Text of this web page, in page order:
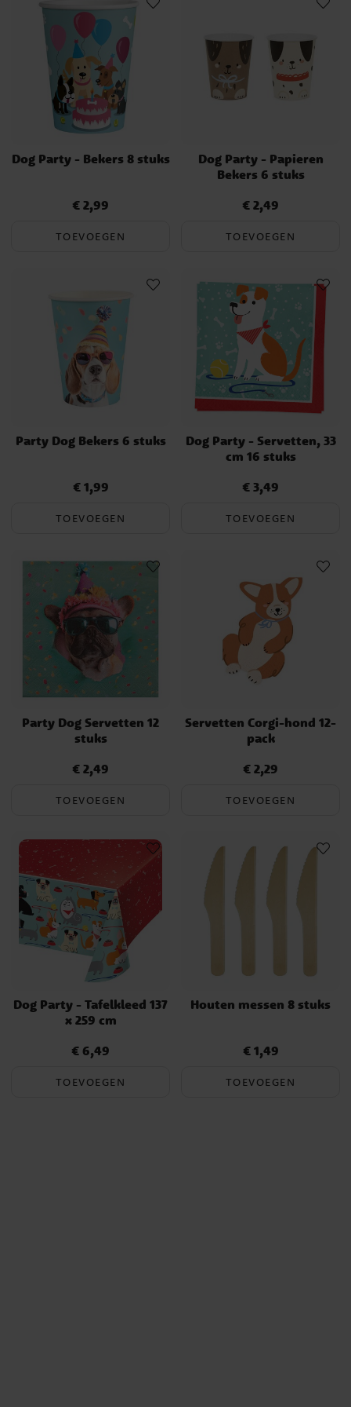
Dog Party - Bekers 8 stuks
Prijs :€ 2,99
€ 2,99
TOEVOEGEN
Dog Party - Papieren
Bekers 6 stuks
Prijs :€ 2,49
€ 2,49
TOEVOEGEN
Party Dog Bekers 6 stuks
Prijs :€ 1,99
€ 1,99
TOEVOEGEN
Dog Party - Servetten, 33
cm 16 stuks
Prijs :€ 3,49
€ 3,49
TOEVOEGEN
Party Dog Servetten 12
stuks
Prijs :€ 2,49
€ 2,49
TOEVOEGEN
Servetten Corgi-hond 12-
pack
Prijs :€ 2,29
€ 2,29
TOEVOEGEN
Dog Party - Tafelkleed 137
x 259 cm
Prijs :€ 6,49
€ 6,49
TOEVOEGEN
Houten messen 8 stuks
Prijs :€ 1,49
€ 1,49
TOEVOEGEN